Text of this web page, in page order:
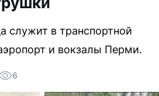
служит в транспортной
и вокзалы Перми.
6